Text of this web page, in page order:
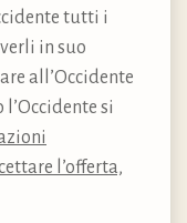
tutti i
in suo
all’Occidente
si
l’offerta,